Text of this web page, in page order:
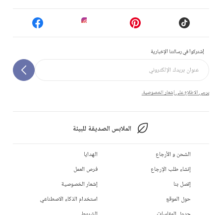
إشتركوا في رسالتنا الإخبارية
يرجى الاطلاع على إشعار الخصوصية.
الملابس الصديقة للبيئة
الشحن و الأرجاع
إنشاء طلب الإرجاع
إتصل بنا
حول الموقع
الهدايا
فرص العمل
إشعار الخصوصية
استخدام الذكاء الاصطناعي